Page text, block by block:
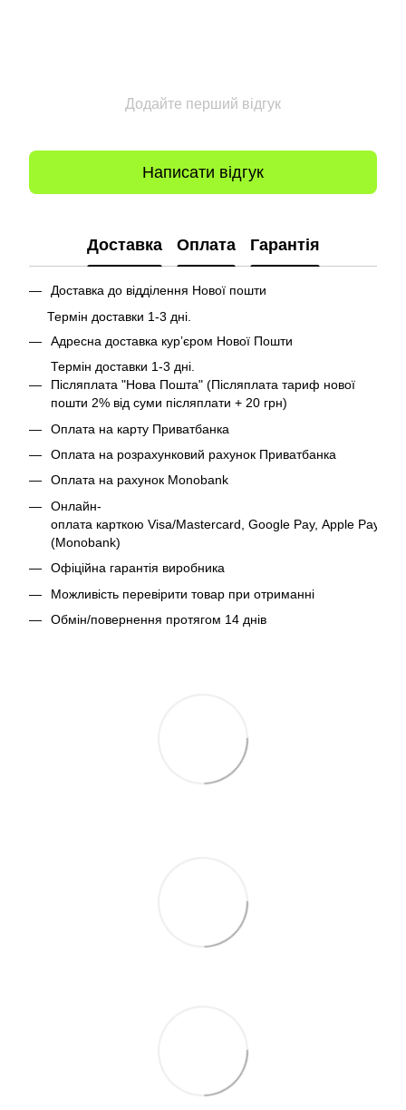
Додайте перший відгук
Написати відгук
Доставка Оплата Гарантія
Доставка до відділення Нової пошти
Термін доставки 1-3 дні.
Адресна доставка курʼєром Нової Пошти
Термін доставки 1-3 дні.
Післяплата "Нова Пошта" (Післяплата тариф нової
пошти 2% від суми післяплати + 20 грн)
Оплата на карту Приватбанка
Оплата на розрахунковий рахунок Приватбанка
Оплата на рахунок Monobank
Онлайн-
оплата карткою Visa/Mastercard, Google Pay, Apple Pay
(Monobank)
Офіційна гарантія виробника
Можливість перевірити товар при отриманні
Обмін/повернення протягом 14 днів